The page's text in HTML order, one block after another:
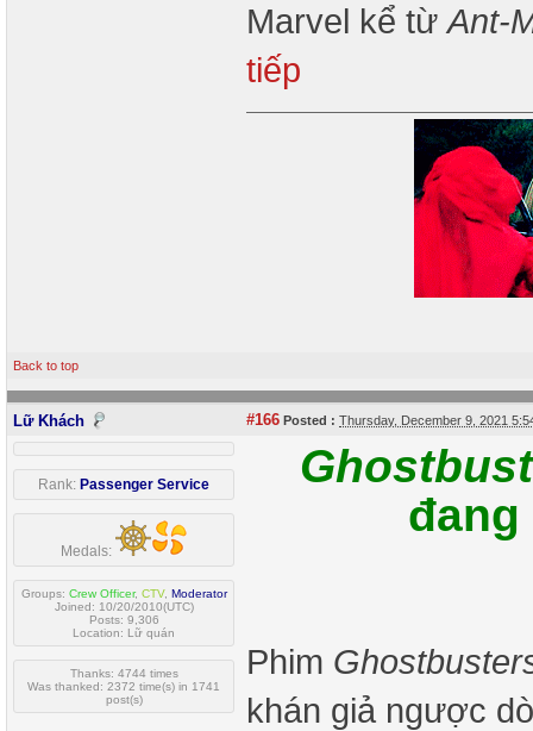
Marvel kể từAnt-
tiếp
Back to top
Lữ Khách #166 Posted : Thursday, December 9, 2021
Rank: Passenger Service
Medals:
Groups: Crew Officer, CTV, Moderator
Joined: 10/20/2010(UTC)
Posts: 9,306
Location: Lữ quán
Thanks: 4744 times
Was thanked: 2372 time(s) in 1741
post(s)
Phim
khán giả ngược